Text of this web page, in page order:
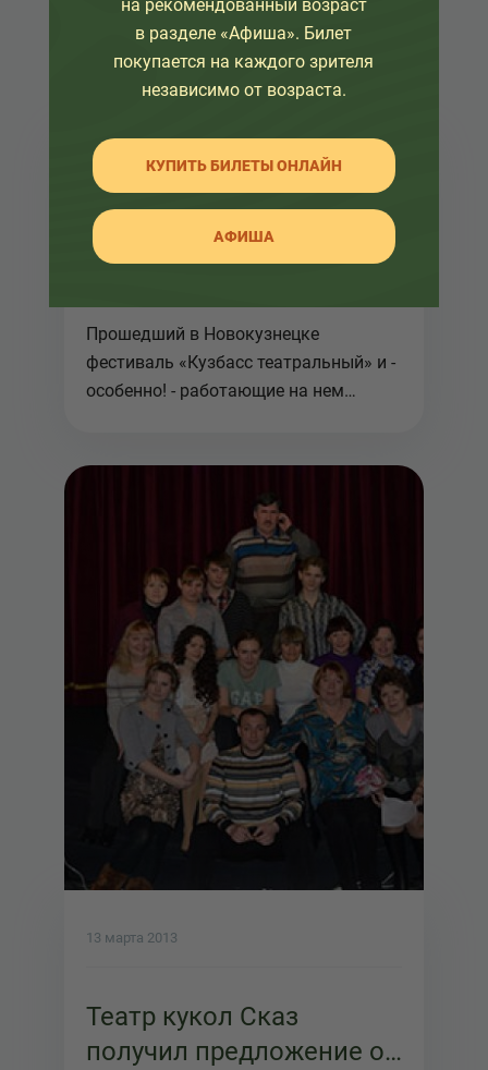
14 марта 2013
Люди, куклы, куры и
Прошедший в Новокузнецке
фестиваль «Кузбасс театральный» и -
особенно! - работающие на нем
13 марта 2013
Театр кукол Сказ
получил предложение о
на рекомендованный возраст
в разделе «Афиша». Билет
покупается на каждого зрителя
независимо от возраста.
КУПИТЬ БИЛЕТЫ ОНЛАЙН
АФИША